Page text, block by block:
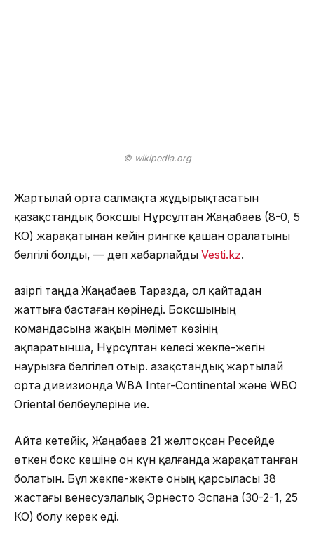
© wikipedia.org
Жартылай орта салмақта жұдырықтасатын
қазақстандық боксшы Нұрсұлтан Жаңабаев (8-0, 5
КО) жарақатынан кейін рингке қашан оралатыны
белгілі болды, — деп хабарлайды Vesti.kz.
Қазіргі таңда Жаңабаев Таразда, ол қайтадан
жаттыға бастаған көрінеді. Боксшының
командасына жақын мәлімет көзінің
ақпаратынша, Нұрсұлтан келесі жекпе-жегін
наурызға белгілеп отыр. Қазақстандық жартылай
орта дивизионда WBA Inter-Continental және WBO
Oriental белбеулеріне ие.
Айта кетейік, Жаңабаев 21 желтоқсан Ресейде
өткен бокс кешіне он күн қалғанда жарақаттанған
болатын. Бұл жекпе-жекте оның қарсыласы 38
жастағы венесуэлалық Эрнесто Эспана (30-2-1, 25
КО) болу керек еді.